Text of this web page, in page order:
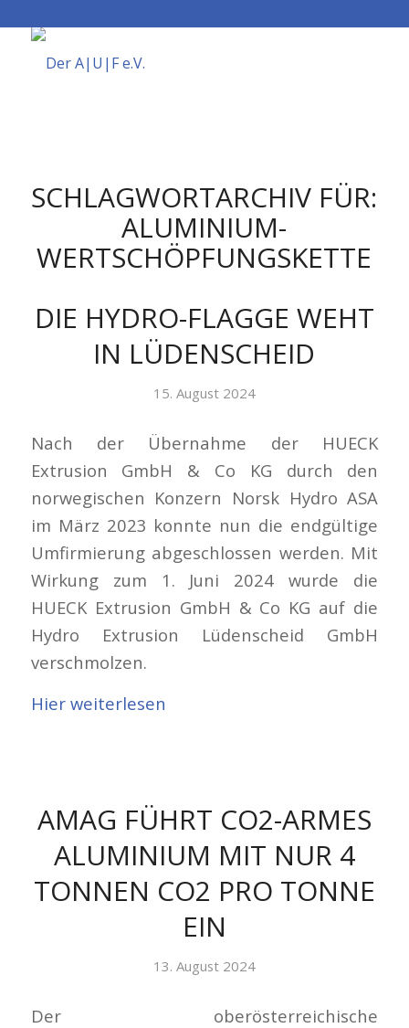
SCHLAGWORTARCHIV FÜR:
ALUMINIUM-
WERTSCHÖPFUNGSKETTE
DIE HYDRO-FLAGGE WEHT
IN LÜDENSCHEID
15. August 2024
Nach der Übernahme der HUECK
Extrusion GmbH & Co KG durch den
norwegischen Konzern Norsk Hydro ASA
im März 2023 konnte nun die endgültige
Umfirmierung abgeschlossen werden. Mit
Wirkung zum 1. Juni 2024 wurde die
HUECK Extrusion GmbH & Co KG auf die
Hydro Extrusion Lüdenscheid GmbH
verschmolzen.
Hier weiterlesen
AMAG FÜHRT CO2-ARMES
ALUMINIUM MIT NUR 4
TONNEN CO2 PRO TONNE
EIN
13. August 2024
Der oberösterreichische